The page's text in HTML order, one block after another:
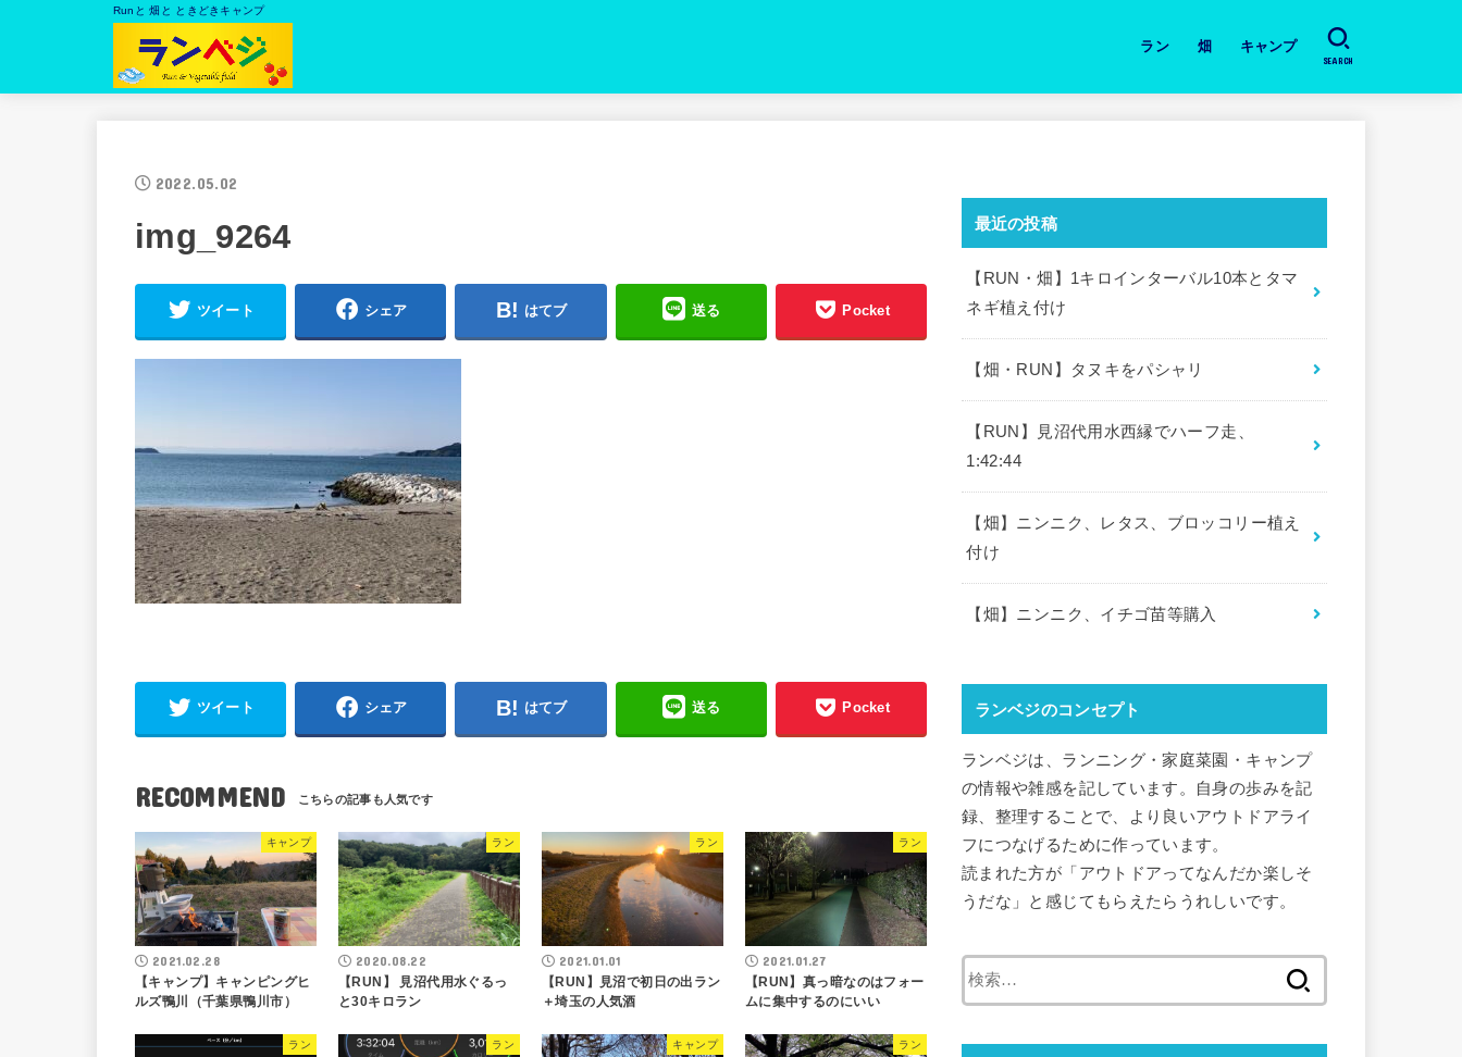
Runと 畑と ときどきキャンプ
ラン
日々のラン
道具・本の紹介
月間の振り返り
大会
畑
畑・今日の作業と収穫
キャンプ
キャンプ場
道具・本の紹介
SEARCH
2022.05.02
img_9264
ツイート シェア はてブ 送る Pocket
ツイート シェア はてブ 送る Pocket
RECOMMEND
キャンプ
2021.02.28
【キャンプ】キャンピングヒ
ルズ鴨川（千葉県鴨川市）
ラン
2020.08.22
【RUN】 見沼代用水ぐるっ
と30キロラン
ラン
2021.01.01
【RUN】見沼で初日の出ラン
＋埼玉の人気酒
ラン
2021.01.27
【RUN】真っ暗なのはフォー
ムに集中するのにいい
ラン ラン キャンプ ラン
最近の投稿
【RUN・畑】1キロインターバル10本とタマ
ネギ植え付け
【畑・RUN】タヌキをパシャリ
【RUN】見沼代用水西縁でハーフ走、
1:42:44
【畑】ニンニク、レタス、ブロッコリー植え
付け
【畑】ニンニク、イチゴ苗等購入
ランベジのコンセプト
ランベジは、ランニング・家庭菜園・キャンプ
の情報や雑感を記しています。自身の歩みを記
録、整理することで、より良いアウトドアライ
フにつなげるために作っています。
読まれた方が「アウトドアってなんだか楽しそ
うだな」と感じてもらえたらうれしいです。